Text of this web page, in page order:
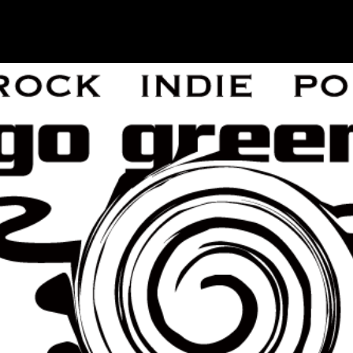
go green |
Rock/Psych
Music